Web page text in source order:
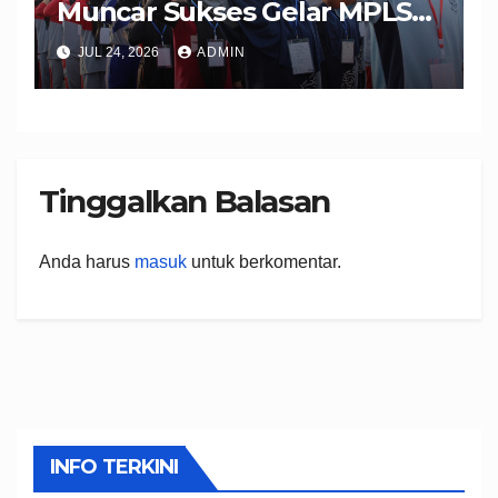
Muncar Sukses Gelar MPLS
Ramah 2026, Wujudkan
Peserta Didik Berkarakter,
Disiplin, dan Berprestasi
JUL 24, 2026 ADMIN
Tinggalkan Balasan
Anda harus masuk untuk berkomentar.
INFO TERKINI